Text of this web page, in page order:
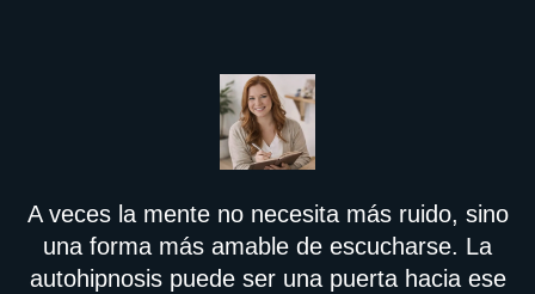
A veces la mente no necesita más ruido, sino
una forma más amable de escucharse. La
autohipnosis puede ser una puerta hacia ese